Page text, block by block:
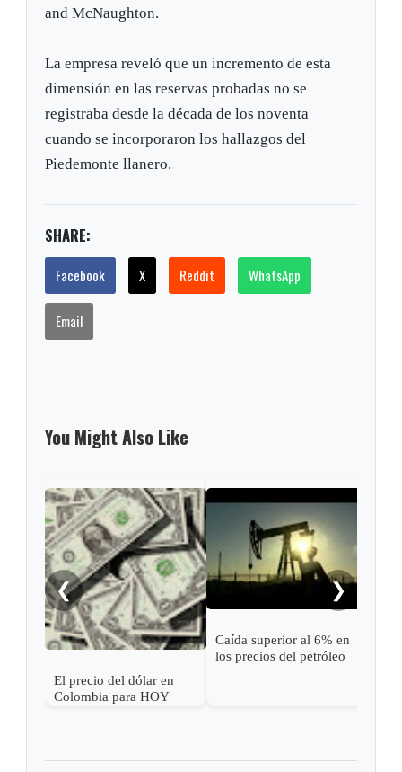
and McNaughton.
La empresa reveló que un incremento de esta
dimensión en las reservas probadas no se
registraba desde la década de los noventa
cuando se incorporaron los hallazgos del
Piedemonte llanero.
SHARE:
Facebook X Reddit WhatsApp
Email
You Might Also Like
❮
El precio del dólar en
Colombia para HOY
Caída superior al 6% en
los precios del petróleo
❯